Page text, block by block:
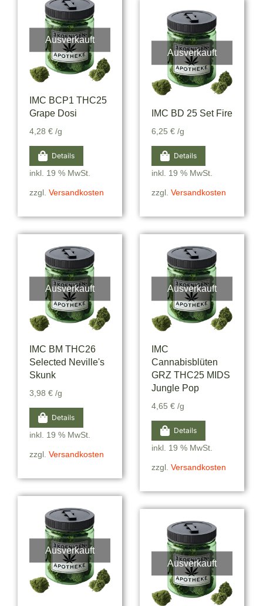
Ausverkauft
IMC BCP1 THC25
Grape Dosi
4,28 € /g
Details
inkl. 19 % MwSt.
zzgl. Versandkosten
Ausverkauft
IMC BD 25 Set Fire
6,25 € /g
Details
inkl. 19 % MwSt.
zzgl. Versandkosten
Ausverkauft
IMC BM THC26
Selected Neville's
Skunk
3,98 € /g
Details
inkl. 19 % MwSt.
zzgl. Versandkosten
Ausverkauft
IMC
Cannabisblüten
GRZ THC25 MIDS
Jungle Pop
4,65 € /g
Details
inkl. 19 % MwSt.
zzgl. Versandkosten
Ausverkauft
Ausverkauft